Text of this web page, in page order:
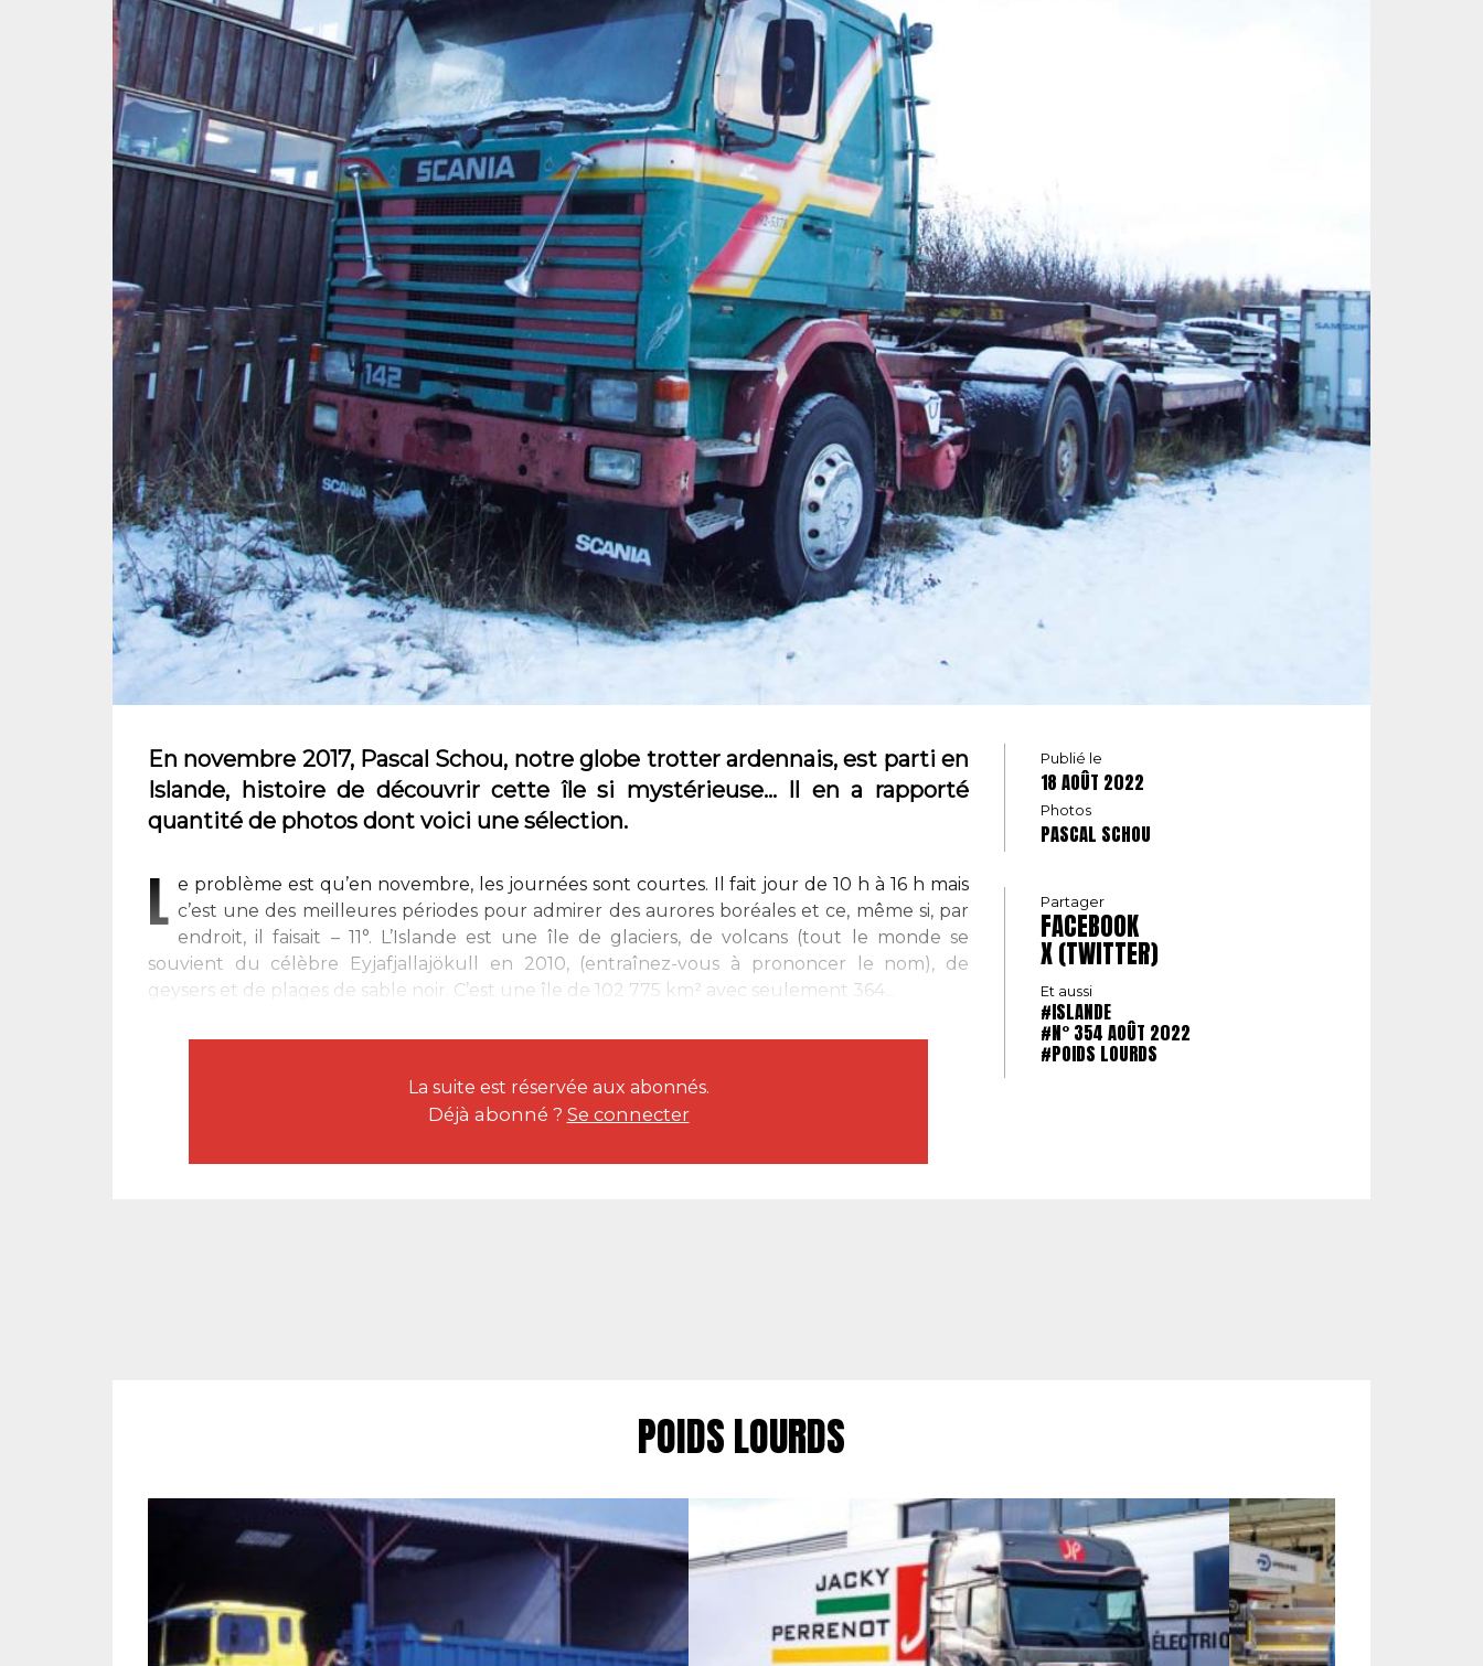
En novembre 2017, Pascal Schou, notre globe trotter ardennais, est parti en
Islande, histoire de découvrir cette île si mystérieuse... Il en a rapporté
quantité de photos dont voici une sélection.
L e problème est qu’en novembre, les journées sont courtes. Il fait jour de 10 h à 16 h mais
c’est une des meilleures périodes pour admirer des aurores boréales et ce, même si, par
endroit, il faisait – 11°. L’Islande est une île de glaciers, de volcans (tout le monde se
souvient du célèbre Eyjafjallajökull en 2010, (entraînez-vous à prononcer le nom), de
geysers et de plages de sable noir. C’est une île de 102 775 km² avec seulement 364...
La suite est réservée aux abonnés.
Déjà abonné ? Se connecter
Publié le
18 AOÛT 2022
Photos
PASCAL SCHOU
Partager
FACEBOOK
X (TWITTER)
Et aussi
#ISLANDE
#N° 354 AOÛT 2022
#POIDS LOURDS
POIDS LOURDS